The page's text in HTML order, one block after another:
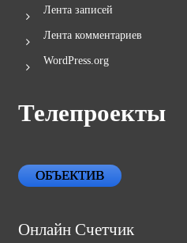
Лента записей
Лента комментариев
WordPress.org
Телепроекты
ОБЪЕКТИВ
Онлайн Счетчик